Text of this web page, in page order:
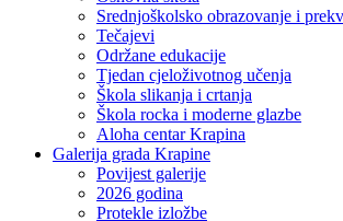
Srednjoškolsko obrazovanje i
Tečajevi
Održane edukacije
Tjedan cjeloživotnog učenja
Škola slikanja i crtanja
Škola rocka i moderne glazbe
Aloha centar Krapina
Galerija grada Krapine
Povijest galerije
2026 godina
Protekle izložbe